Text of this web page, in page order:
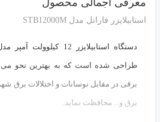
معرفی اجمالی محصول
استابیلایزر فاراتل مدل STB12000M
دستگاه استابیلایزر 12
طراحی شده است که به بهترین نحو
برقی در مقابل نوسانات و اختلالات برق
برق و... محافظت نماید.